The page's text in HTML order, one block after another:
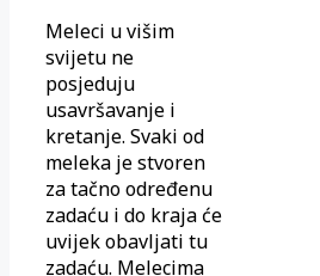
Meleci u višim
svijetu ne
posjeduju
usavršavanje i
kretanje. Svaki od
meleka je stvoren
za tačno određenu
zadaću i do kraja će
uvijek obavljati tu
zadaću. Melecima